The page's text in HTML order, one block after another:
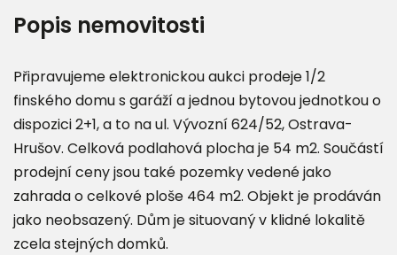
Popis nemovitosti
Připravujeme elektronickou aukci prodeje 1/2
finského domu s garáží a jednou bytovou jednotkou o
dispozici 2+1, a to na ul. Vývozní 624/52, Ostrava-
Hrušov. Celková podlahová plocha je 54 m2. Součástí
prodejní ceny jsou také pozemky vedené jako
zahrada o celkové ploše 464 m2. Objekt je prodáván
jako neobsazený. Dům je situovaný v klidné lokalitě
zcela stejných domků.